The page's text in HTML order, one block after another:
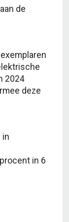
de
2024
deze
in
in 6